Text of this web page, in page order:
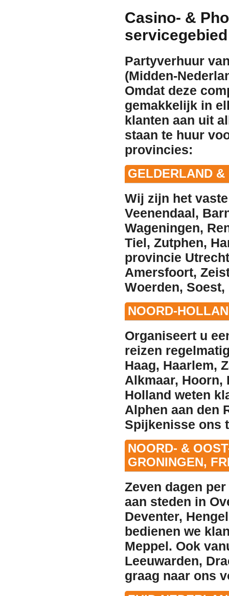
Casino- &
Partyverhuur
(Midden-
Omdat deze
gemakkelijk in
klanten aan uit
staan te huur
provincies:
GELDERLAND &
Wij zijn het
Veenendaal,
Wageningen,
Tiel, Zutphen,
provincie
Amersfoort,
Woerden, Soest,
NOORD-
Organiseert u
reizen
Haag, Haarlem,
Alkmaar, Hoorn,
Holland weten
Alphen aan den
Spijkenisse ons
NOORD- &
GRONINGEN,
Zeven dagen
aan steden in
Deventer,
bedienen we
Meppel. Ook
Leeuwarden,
graag naar ons